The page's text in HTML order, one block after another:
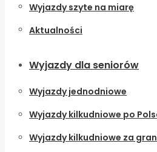
Wyjazdy szyte na miarę
Aktualności
Wyjazdy dla seniorów
Wyjazdy jednodniowe
Wyjazdy kilkudniowe po
Wyjazdy kilkudniowe za